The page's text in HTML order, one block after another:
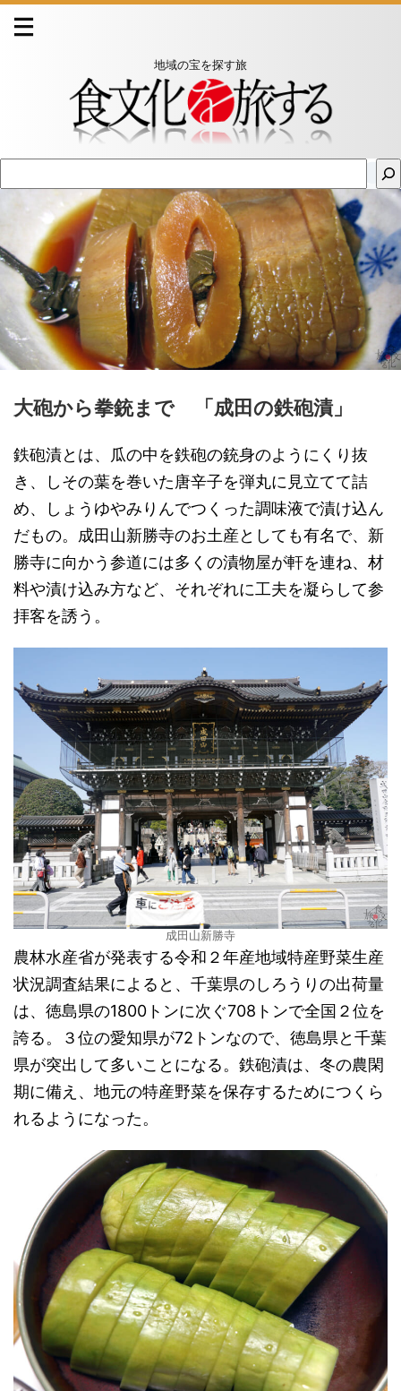
地域の宝を探す旅
大砲から拳銃まで 「成田の鉄砲漬」
鉄砲漬とは、瓜の中を鉄砲の銃身のようにくり抜
き、しその葉を巻いた唐辛子を弾丸に見立てて詰
め、しょうゆやみりんでつくった調味液で漬け込ん
だもの。成田山新勝寺のお土産としても有名で、新
勝寺に向かう参道には多くの漬物屋が軒を連ね、材
料や漬け込み方など、それぞれに工夫を凝らして参
拝客を誘う。
成田山新勝寺
農林水産省が発表する令和２年産地域特産野菜生産
状況調査結果によると、千葉県のしろうりの出荷量
は、徳島県の1800トンに次ぐ708トンで全国２位を
誇る。３位の愛知県が72トンなので、徳島県と千葉
県が突出して多いことになる。鉄砲漬は、冬の農閑
期に備え、地元の特産野菜を保存するためにつくら
れるようになった。